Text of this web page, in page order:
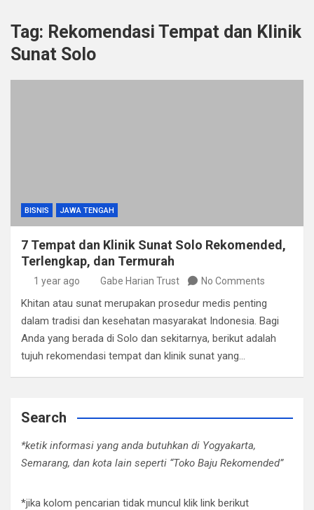
Tag: Rekomendasi Tempat dan Klinik
Sunat Solo
BISNIS JAWA TENGAH
7 Tempat dan Klinik Sunat Solo Rekomended,
Terlengkap, dan Termurah
1 year ago Gabe Harian Trust No Comments
​Khitan atau sunat merupakan prosedur medis penting
dalam tradisi dan kesehatan masyarakat Indonesia. Bagi
Anda yang berada di Solo dan sekitarnya, berikut adalah
tujuh rekomendasi tempat dan klinik sunat yang…
Search
*ketik informasi yang anda butuhkan di Yogyakarta,
Semarang, dan kota lain seperti “Toko Baju Rekomended”
*jika kolom pencarian tidak muncul klik link berikut